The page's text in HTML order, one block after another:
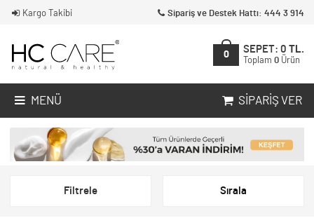
Kargo Takibi Sipariş ve Destek Hattı: 444 3 914
0
SEPET: 0 TL.
Toplam 0 Ürün
MENÜ SIPARIŞ VER
Filtrele Sırala